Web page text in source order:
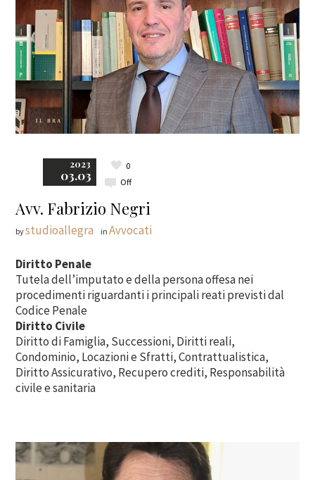
2023
03.03 Off
0
Avv. Fabrizio Negri
bystudioallegra inAvvocati
Diritto Penale
Tutela dell’imputato e della persona offesa nei
procedimenti riguardanti i principali reati previsti dal
Codice Penale
Diritto Civile
Diritto di Famiglia, Successioni, Diritti reali,
Condominio, Locazioni e Sfratti, Contrattualistica,
Diritto Assicurativo, Recupero crediti, Responsabilità
civile e sanitaria